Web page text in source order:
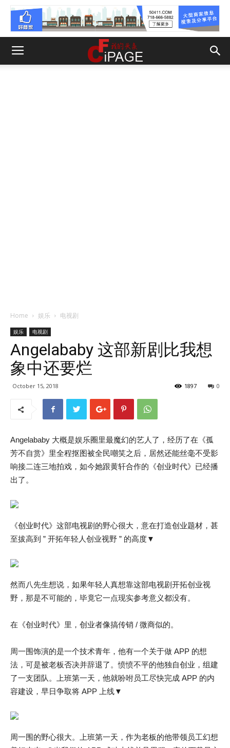
Home 娱乐 电视剧
娱乐 电视剧
Angelababy 这部新剧比我想
象中还要烂
October 15, 2018 0
1897
Angelababy 大概是娱乐圈里最魔幻的艺人了，经历了在《孤
芳不自赏》里全程抠图被全民嘲笑之后，居然还能丝毫不受影
响接二连三地拍戏，如今她跟黄轩合作的《创业时代》已经播
出了。
《创业时代》这部电视剧的野心很大，意在打造创业题材，甚
至拔高到 ” 开拓年轻人创业视野 ” 的高度▼
然而八先生想说，如果年轻人真想靠这部电视剧开拓创业视
野，那是不可能的，毕竟它一点现实参考意义都没有。
在《创业时代》里，创业者像搞传销 / 微商似的。
周一围饰演的是一个技术青年，他有一个关于做 APP 的想
法，可是被老板否决并辞退了。愤愤不平的他独自创业，组建
了一支团队。上班第一天，他就吩咐员工尽快完成 APP 的内
容建设，早日争取将 APP 上线▼
周一围的野心很大。上班第一天，作为老板的他带领员工幻想